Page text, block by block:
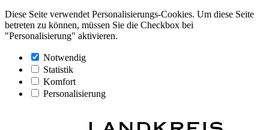
Diese Seite verwendet Personalisierungs-Cookies. Um diese Seite
betreten zu können, müssen Sie die Checkbox bei
"Personalisierung" aktivieren.
Notwendig
Statistik
Komfort
Personalisierung